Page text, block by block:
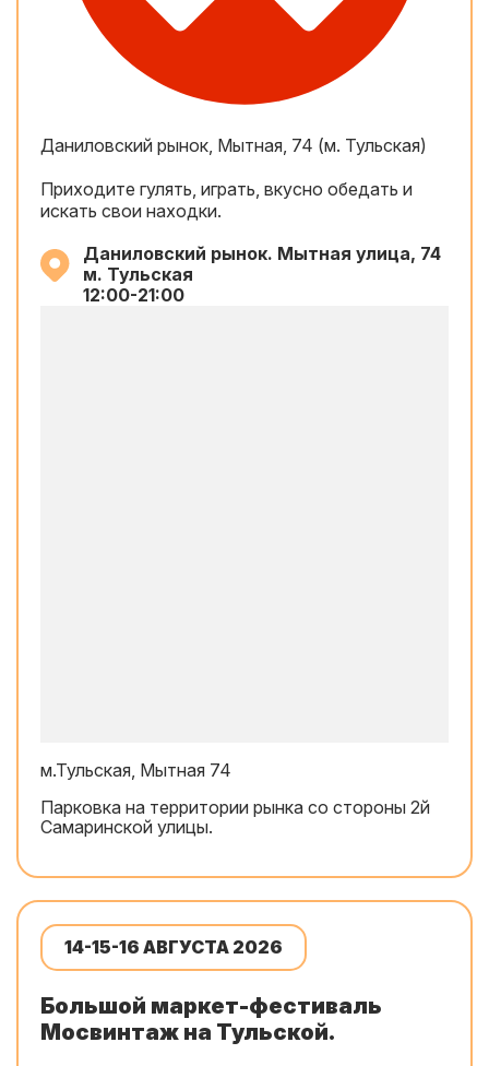
Даниловский рынок, Мытная, 74 (м. Тульская)
Приходите гулять, играть, вкусно обедать и
искать свои находки.
Даниловский рынок. Мытная улица, 74
м. Тульская
12:00-21:00
м.Тульская, Мытная 74
Парковка на территории рынка со стороны 2й
Самаринской улицы.
14-15-16 АВГУСТА 2026
Большой маркет-фестиваль
Мосвинтаж на Тульской.